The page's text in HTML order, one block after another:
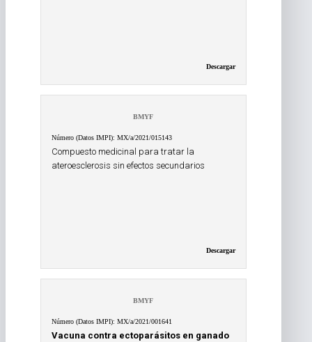
Descargar
BMYF
Número (Datos IMPI): MX/a/2021/015143
Compuesto medicinal para tratar la
ateroesclerosis sin efectos secundarios
Descargar
BMYF
Número (Datos IMPI): MX/a/2021/001641
Vacuna contra ectoparásitos en ganado